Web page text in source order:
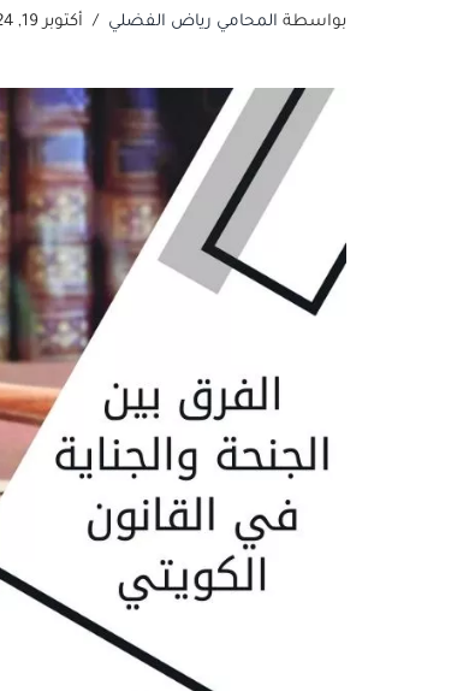
بواسطة المحامي رياض الفضلي أكتوبر 19, 2024